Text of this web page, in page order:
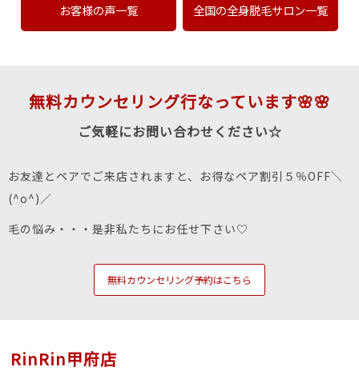
お客様の声一覧 全国の全身脱毛サロン一覧
無料カウンセリング行なっています🌸🌸
ご気軽にお問い合わせください☆
お友達とペアでご来店されますと、お得なペア割引５％OFF＼
(^o^)／
毛の悩み・・・是非私たちにお任せ下さい♡
無料カウンセリング予約はこちら
RinRin甲府店